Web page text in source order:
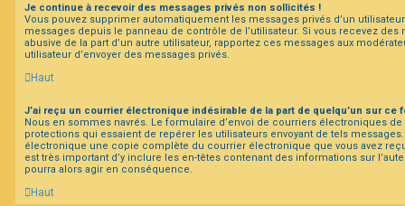
Je continue à recevoir des messages privés non sollicités !
Vous pouvez supprimer automatiquement les messages privés d’un
messages depuis le panneau de contrôle de l’utilisateur. Si vous recevez
abusive de la part d’un autre utilisateur, rapportez ces messages aux
utilisateur d’envoyer des messages privés.
Haut
J’ai reçu un courrier électronique indésirable de la part de quelqu’un sur ce
Nous en sommes navrés. Le formulaire d’envoi de courriers électroniques
protections qui essaient de repérer les utilisateurs envoyant de tels
électronique une copie complète du courrier électronique que vous avez
est très important d’y inclure les en-têtes contenant des informations sur
pourra alors agir en conséquence.
Haut